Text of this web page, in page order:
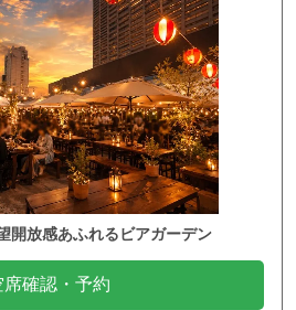
開放感あふれるビアガーデン
席確認・予約